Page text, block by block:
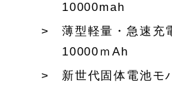
10000mah
薄型軽量・急速充
10000ｍAh
新世代固体電池モ